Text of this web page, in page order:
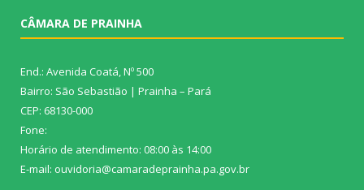
CÂMARA DE PRAINHA
End.: Avenida Coatá, Nº 500
Bairro: São Sebastião | Prainha – Pará
CEP: 68130-000
Fone:
Horário de atendimento: 08:00 às 14:00
E-mail: ouvidoria@camaradeprainha.pa.gov.br